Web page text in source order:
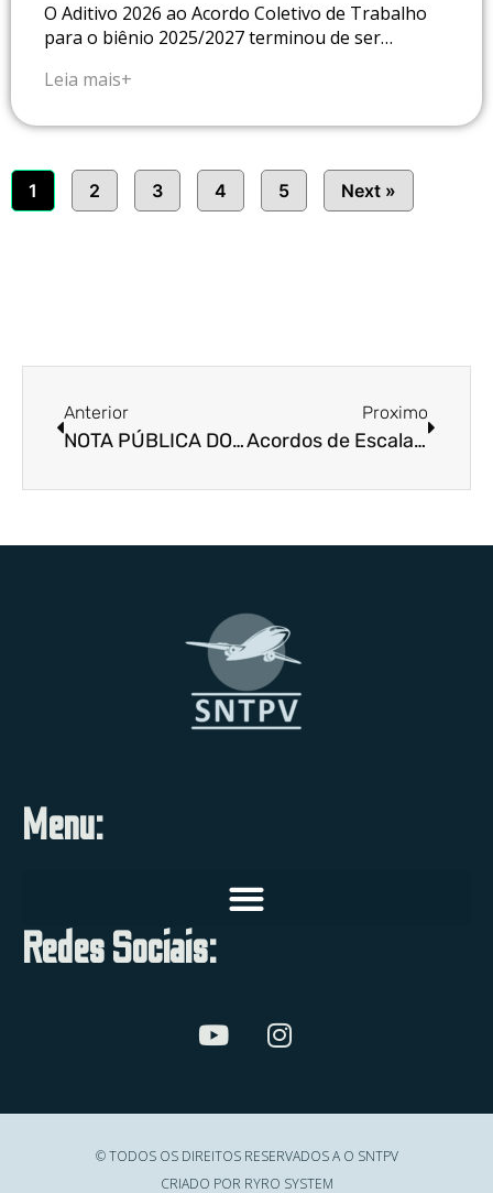
O Aditivo 2026 ao Acordo Coletivo de Trabalho
para o biênio 2025/2027 terminou de ser…
Leia mais+
1 2 3 4 5 Next »
Anterior
NOTA PÚBLICA DO SINDICATO NACIONAL DOS TRABALHADORES NA PROTEÇÃO AO VOO (SNTPV)
Proximo
Acordos de Escala – NAV Brasil 2026
Menu:
Redes Sociais:
© TODOS OS DIREITOS RESERVADOS A O SNTPV
CRIADO POR RYRO SYSTEM